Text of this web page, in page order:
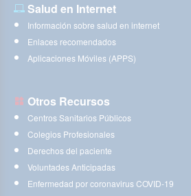
Salud en Internet
Información sobre salud en internet
Enlaces recomendados
Aplicaciones Móviles (APPS)
Otros Recursos
Centros Sanitarios Públicos
Colegios Profesionales
Derechos del paciente
Voluntades Anticipadas
Enfermedad por coronavirus COVID-19